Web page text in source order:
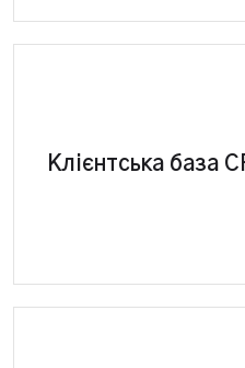
Клієнтська база
Повне керування
постачальників,